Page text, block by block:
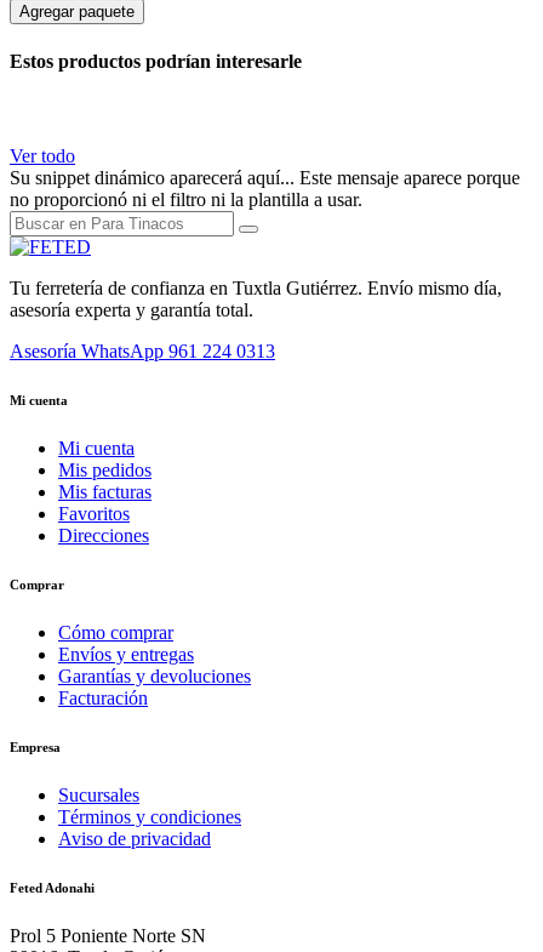
Agregar paquete
Estos productos podrían interesarle
Ver todo
Su snippet dinámico aparecerá aquí... Este mensaje aparece porque
no proporcionó ni el filtro ni la plantilla a usar.
Tu ferretería de confianza en Tuxtla Gutiérrez. Envío mismo día,
asesoría experta y garantía total.
Asesoría WhatsApp 961 224 0313
Mi cuenta
Mi cuenta
Mis pedidos
Mis facturas
Favoritos
Direcciones
Comprar
Cómo comprar
Envíos y entregas
Garantías y devoluciones
Facturación
Empresa
Sucursales
Términos y condiciones
Aviso de privacidad
Feted Adonahi
Prol 5 Poniente Norte SN